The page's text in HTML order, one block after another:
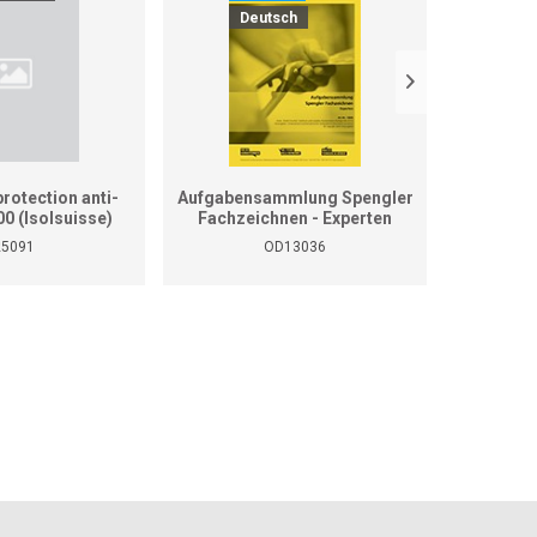
anti-
(Isolsuisse)
Deutsch
Aufgabensammlung Spengler
Fachzeichnen - Experten
OD13036